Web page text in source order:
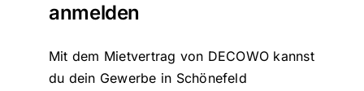
anmelden
Mit dem Mietvertrag von DECOWO kannst
du dein Gewerbe in Schönefeld